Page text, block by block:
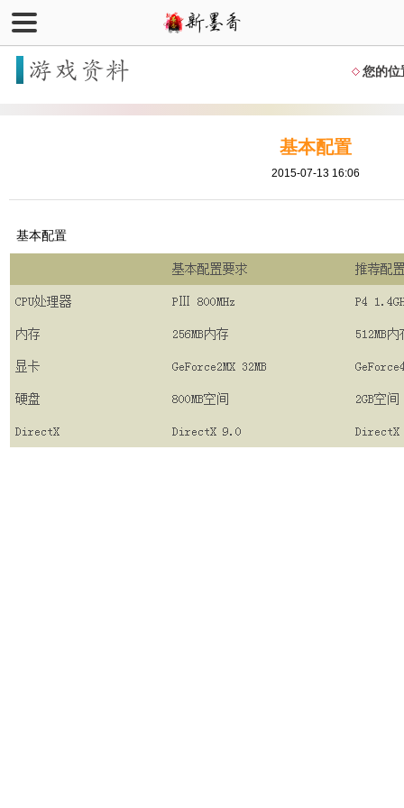
您的位
基本配置
2015-07-13 16:06
基本配置